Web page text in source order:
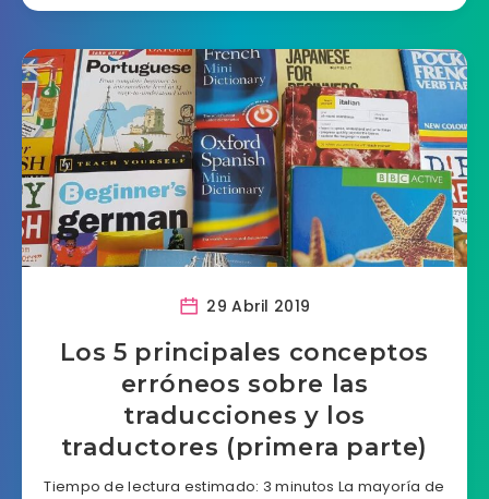
29 Abril 2019
Los 5 principales conceptos
erróneos sobre las
traducciones y los
traductores (primera parte)
Tiempo de lectura estimado: 3 minutos La mayoría de